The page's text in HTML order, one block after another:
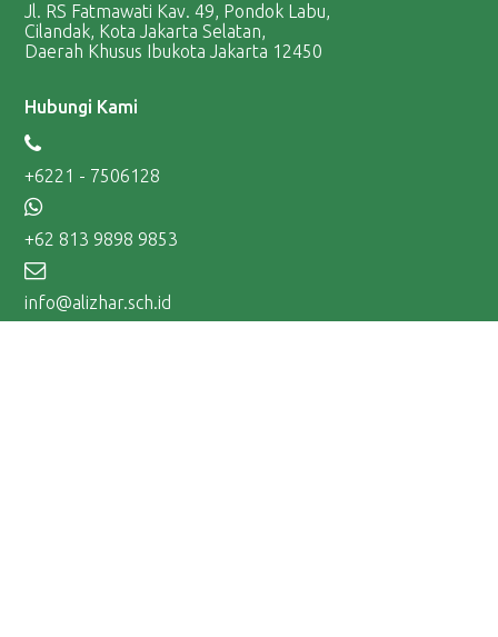
Jl. RS Fatmawati Kav. 49, Pondok Labu,
Cilandak, Kota Jakarta Selatan,
Daerah Khusus Ibukota Jakarta 12450
Hubungi Kami
+6221 - 7506128
+62 813 9898 9853
info@alizhar.sch.id